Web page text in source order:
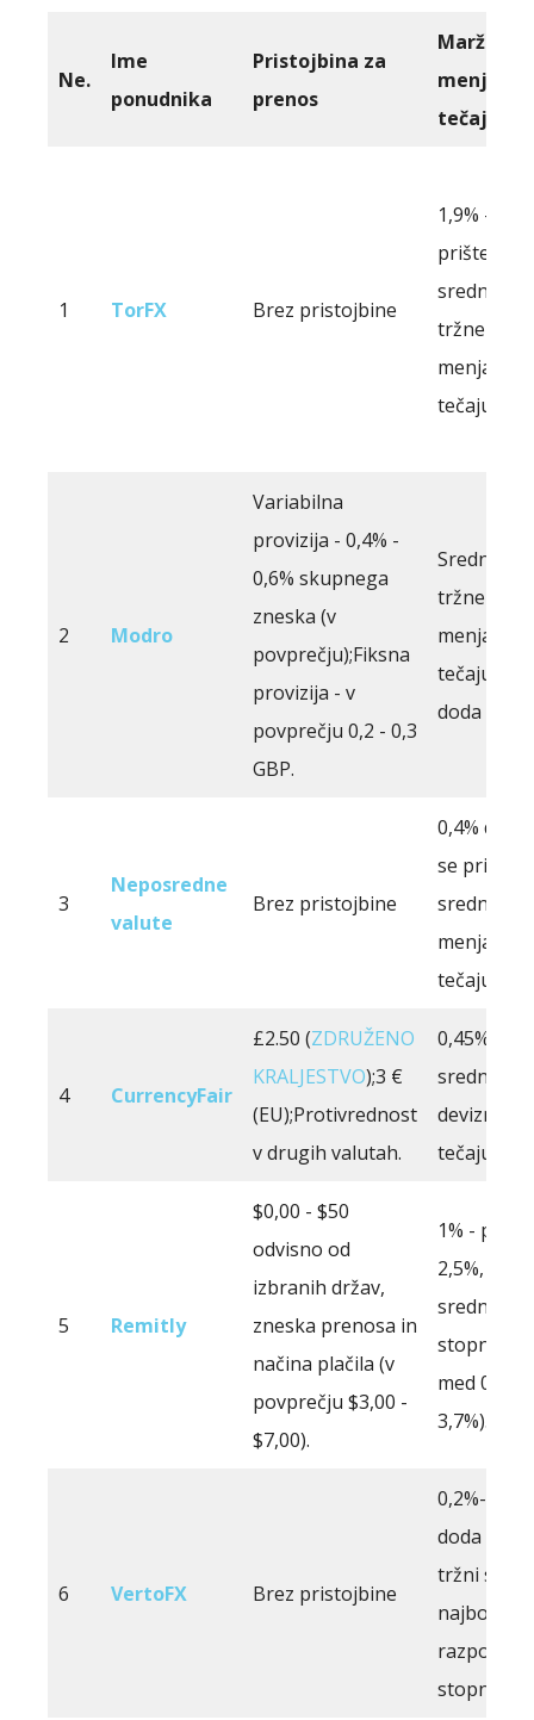
Ne.
Ime
ponudnika
Pristojbina za
prenos
Marža
tečaja
1 TorFX Brez pristojbine
1,9% -
prišteto k
srednjemu
tržnemu
tečaju.
2 Modro
Variabilna
provizija - 0,4% -
0,6% skupnega
zneska (v
povprečju);Fiksna
provizija - v
povprečju 0,2 - 0,3
GBP.
Srednjemu
tržnemu
tečaju se
doda
3
Neposredne
valute
Brez pristojbine
0,4% do
se prišteje
tečaju.
4 CurrencyFair
£2.50 (ZDRUŽENO
KRALJESTVO);3 €
(EU);Protivrednost
v drugih valutah.
0,45%,
deviznemu
tečaju
5 Remitly
$0,00 - $50
odvisno od
izbranih držav,
zneska prenosa in
načina plačila (v
povprečju $3,00 -
$7,00).
1% -
2,5%, ki
srednji
stopnji
med 0,5%
3,7%).
6 VertoFX Brez pristojbine
0,2%-
doda
tržni
najboljši
stopnji.